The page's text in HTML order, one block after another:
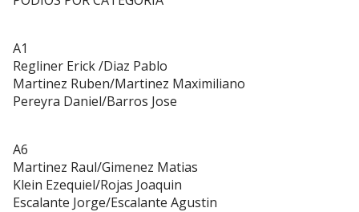
A1
Regliner Erick /Diaz Pablo
Martinez Ruben/Martinez Maximiliano
Pereyra Daniel/Barros Jose
A6
Martinez Raul/Gimenez Matias
Klein Ezequiel/Rojas Joaquin
Escalante Jorge/Escalante Agustin